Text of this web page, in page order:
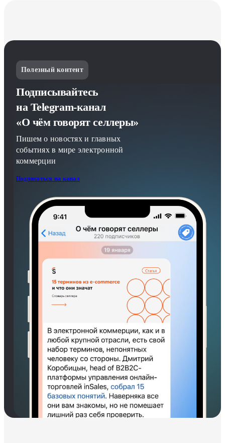
Полезный контент
Подписывайтесь
на Telegram-канал
«О чём говорят селлеры»
Пишем о новостях и главных
событиях в мире электронной
коммерции
Подписаться на канал